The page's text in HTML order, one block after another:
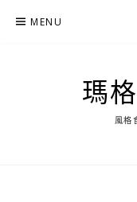
MENU
瑪
風格